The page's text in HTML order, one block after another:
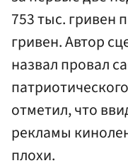
753 тыс. гривен
гривен. Автор
назвал провал
отметил, что
рекламы
плохи.